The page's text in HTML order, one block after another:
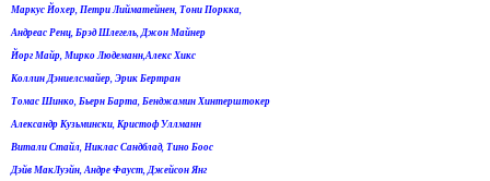
Маркус Йохер, Петри Лийматейнен, Тони Поркка,
Андреас Ренц, Брэд Шлегель, Джон Майнер
Йорг Майр, Мирко Людеманн,Алекс Хикс
Коллин Дэниелсмайер, Эрик Бертран
Томас Шинко, Бьерн Барта, Бенджамин Хинтерштокер
Александр Кузьмински, Кристоф Уллманн
Витали Стайл, Никлас Сандблад, Тино Боос
Дэйв МакЛуэйн, Андре Фауст, Джейсон Янг